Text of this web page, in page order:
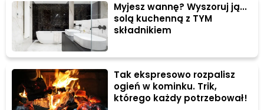
Myjesz wannę? Wyszoruj ją...
solą kuchenną z TYM
składnikiem
Tak ekspresowo rozpalisz
ogień w kominku. Trik,
którego każdy potrzebował!